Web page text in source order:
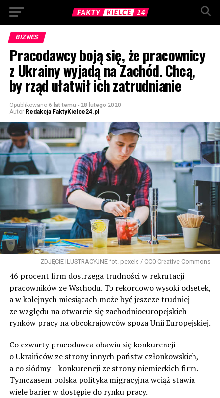
BIZNES
Pracodawcy boją się, że pracownicy
z Ukrainy wyjadą na Zachód. Chcą,
by rząd ułatwił ich zatrudnianie
Opublikowano 6 lat temu - 28 lutego 2020
Autor Redakcja FaktyKielce24.pl
ZDJĘCIE ILUSTRACYJNE fot. pexels / CC0 Creative Commons
46 procent firm dostrzega trudności w rekrutacji
pracowników ze Wschodu. To rekordowo wysoki odsetek,
a w kolejnych miesiącach może być jeszcze trudniej
ze względu na otwarcie się zachodnioeuropejskich
rynków pracy na obcokrajowców spoza Unii Europejskiej.
Co czwarty pracodawca obawia się konkurencji
o Ukraińców ze strony innych państw członkowskich,
a co siódmy – konkurencji ze strony niemieckich firm.
Tymczasem polska polityka migracyjna wciąż stawia
wiele barier w dostępie do rynku pracy.